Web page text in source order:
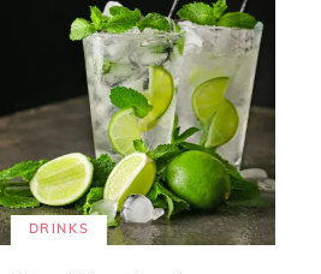
DRINKS